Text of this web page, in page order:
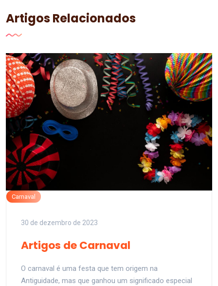
Artigos Relacionados
Carnaval
30 de dezembro de 2023
Artigos de Carnaval
O carnaval é uma festa que tem origem na
Antiguidade, mas que ganhou um significado especial